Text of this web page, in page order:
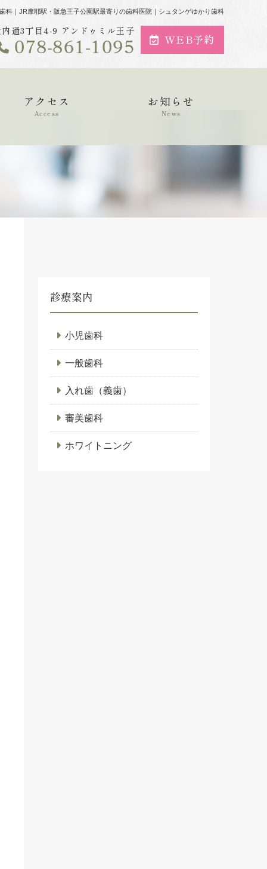
科｜JR摩耶駅・阪急王子公園駅最寄りの歯科医院｜シュタンゲゆかり歯科
通3丁目4-9 アンドゥミル王子
078-861-1095 WEB予約
アクセス
Access
お知らせ
News
診療案内
小児歯科
一般歯科
入れ歯（義歯）
審美歯科
ホワイトニング